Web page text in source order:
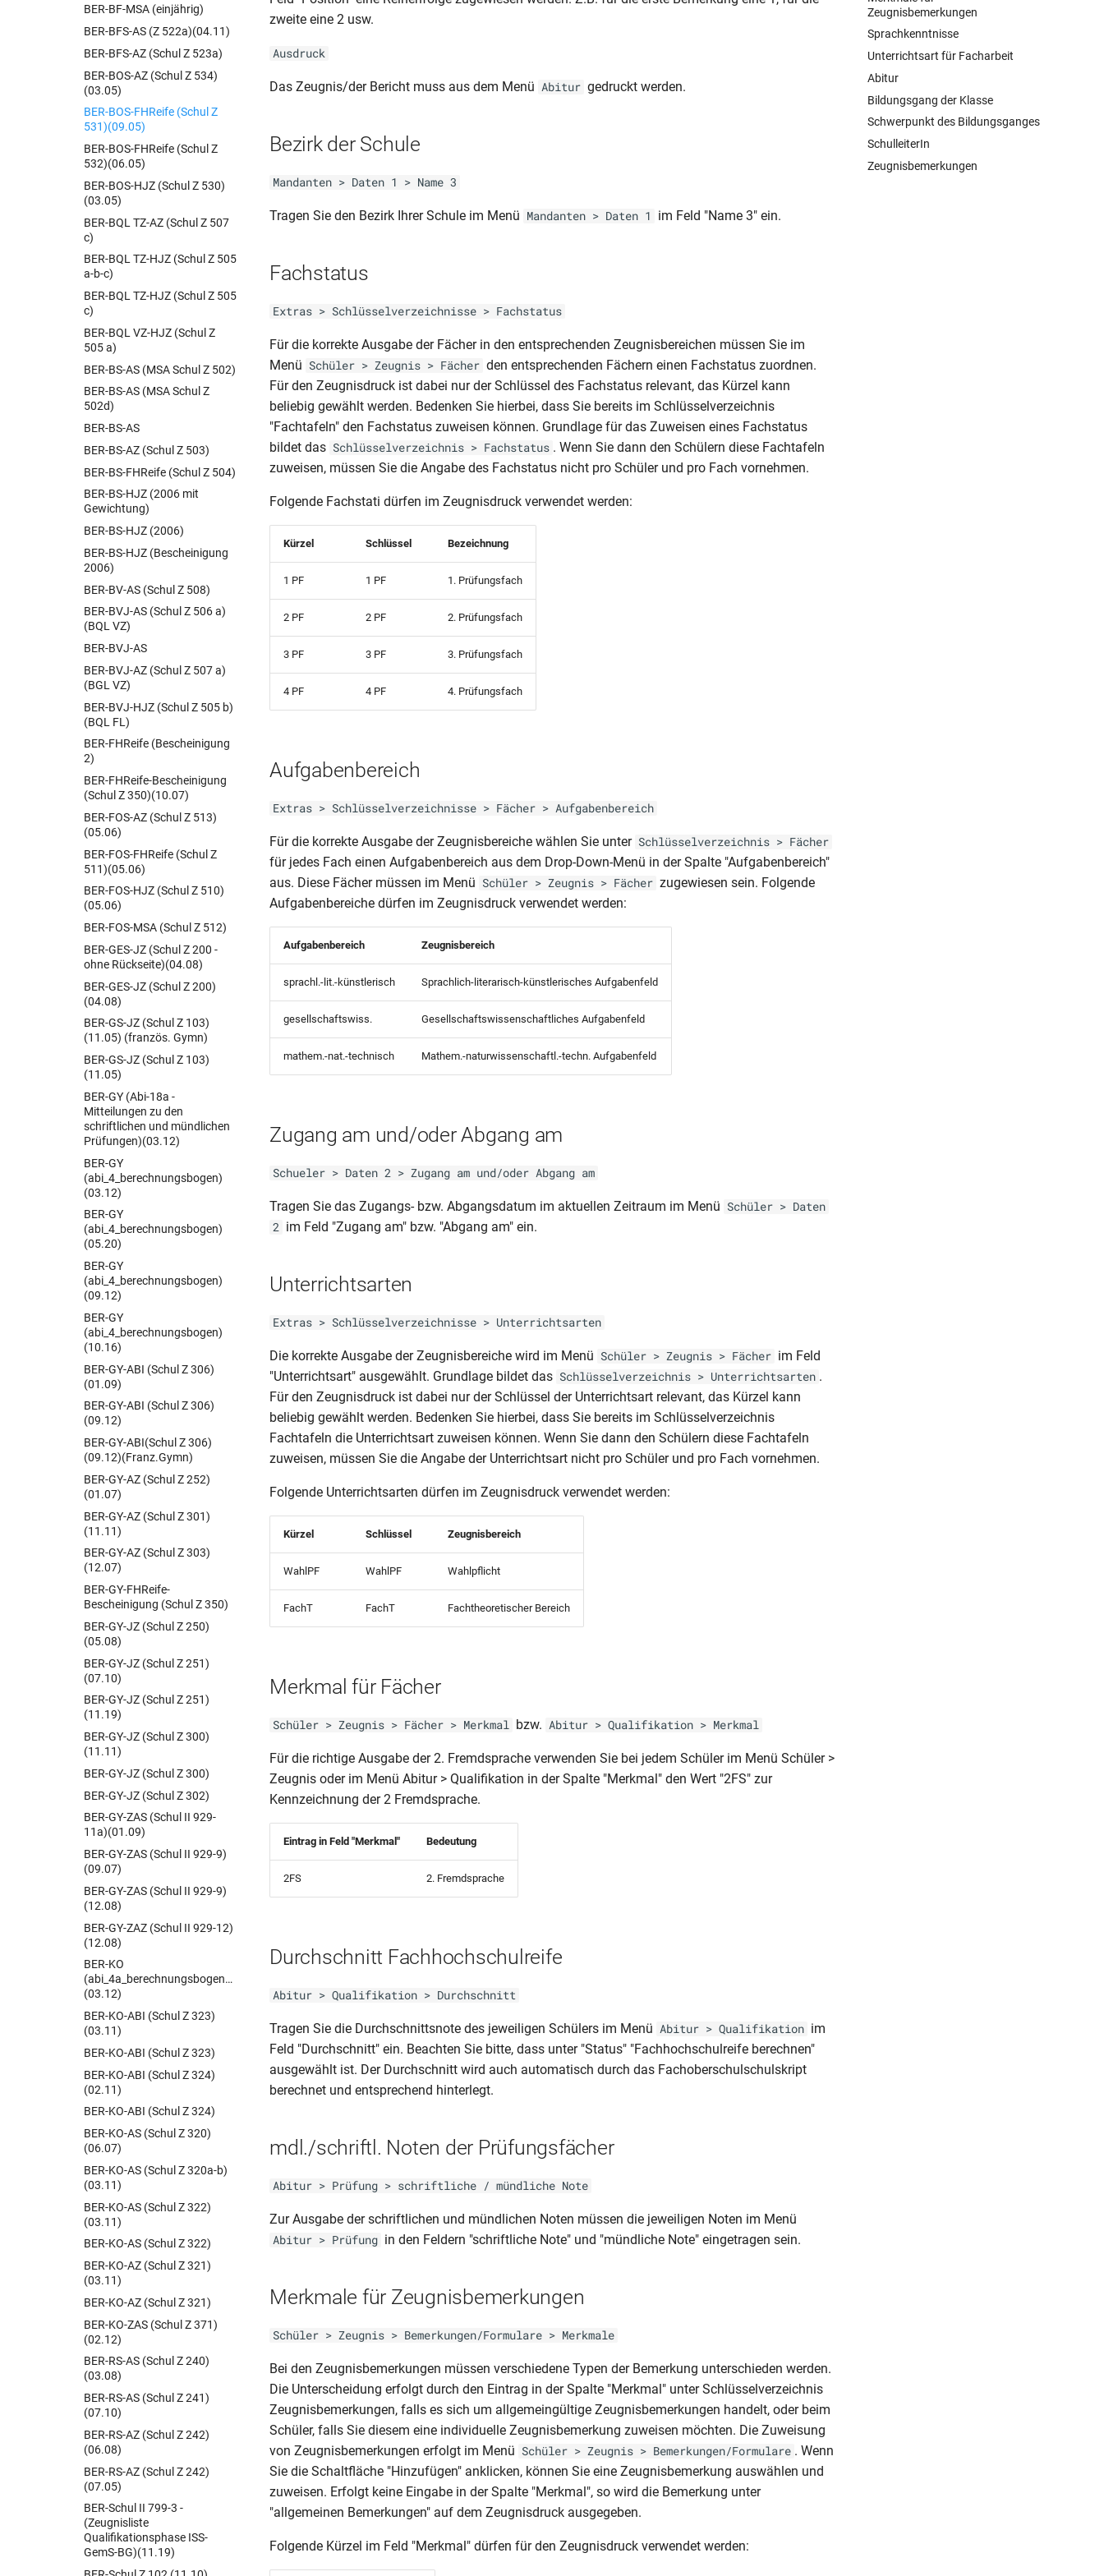
DSND-DAS-ZZ (Q-Phase)
(Anlage 1)(RiLi 1.6)
BER-BF-MSA (einjährig)
BER-BFS-AS (Z 522a)(04.11)
BER-BFS-AZ (Schul Z 523a)
BER-BOS-AZ (Schul Z 534)
(03.05)
BER-BOS-FHReife (Schul Z
531)(09.05)
BER-BOS-FHReife (Schul Z
532)(06.05)
BER-BOS-HJZ (Schul Z 530)
(03.05)
BER-BQL TZ-AZ (Schul Z 507
c)
BER-BQL TZ-HJZ (Schul Z 505
a-b-c)
BER-BQL TZ-HJZ (Schul Z 505
c)
BER-BQL VZ-HJZ (Schul Z
505 a)
BER-BS-AS (MSA Schul Z 502)
BER-BS-AS (MSA Schul Z
502d)
BER-BS-AS
BER-BS-AZ (Schul Z 503)
BER-BS-FHReife (Schul Z 504)
BER-BS-HJZ (2006 mit
Gewichtung)
BER-BS-HJZ (2006)
BER-BS-HJZ (Bescheinigung
2006)
BER-BV-AS (Schul Z 508)
BER-BVJ-AS (Schul Z 506 a)
(BQL VZ)
BER-BVJ-AS
BER-BVJ-AZ (Schul Z 507 a)
(BGL VZ)
BER-BVJ-HJZ (Schul Z 505 b)
(BQL FL)
BER-FHReife (Bescheinigung
2)
BER-FHReife-Bescheinigung
(Schul Z 350)(10.07)
BER-FOS-AZ (Schul Z 513)
(05.06)
BER-FOS-FHReife (Schul Z
511)(05.06)
BER-FOS-HJZ (Schul Z 510)
(05.06)
BER-FOS-MSA (Schul Z 512)
BER-GES-JZ (Schul Z 200 -
ohne Rückseite)(04.08)
BER-GES-JZ (Schul Z 200)
(04.08)
BER-GS-JZ (Schul Z 103)
(11.05) (französ. Gymn)
BER-GS-JZ (Schul Z 103)
(11.05)
BER-GY (Abi-18a -
Mitteilungen zu den
schriftlichen und mündlichen
Prüfungen)(03.12)
BER-GY
(abi_4_berechnungsbogen)
(03.12)
BER-GY
(abi_4_berechnungsbogen)
(05.20)
BER-GY
(abi_4_berechnungsbogen)
(09.12)
BER-GY
(abi_4_berechnungsbogen)
(10.16)
BER-GY-ABI (Schul Z 306)
(01.09)
BER-GY-ABI (Schul Z 306)
(09.12)
BER-GY-ABI(Schul Z 306)
(09.12)(Franz.Gymn)
BER-GY-AZ (Schul Z 252)
(01.07)
BER-GY-AZ (Schul Z 301)
(11.11)
BER-GY-AZ (Schul Z 303)
(12.07)
BER-GY-FHReife-
Bescheinigung (Schul Z 350)
BER-GY-JZ (Schul Z 250)
(05.08)
BER-GY-JZ (Schul Z 251)
(07.10)
BER-GY-JZ (Schul Z 251)
(11.19)
BER-GY-JZ (Schul Z 300)
(11.11)
BER-GY-JZ (Schul Z 300)
BER-GY-JZ (Schul Z 302)
BER-GY-ZAS (Schul II 929-
11a)(01.09)
BER-GY-ZAS (Schul II 929-9)
(09.07)
BER-GY-ZAS (Schul II 929-9)
(12.08)
BER-GY-ZAZ (Schul II 929-12)
(12.08)
BER-KO
(abi_4a_berechnungsbogen_kollegs)
(03.12)
BER-KO-ABI (Schul Z 323)
(03.11)
BER-KO-ABI (Schul Z 323)
BER-KO-ABI (Schul Z 324)
(02.11)
BER-KO-ABI (Schul Z 324)
BER-KO-AS (Schul Z 320)
(06.07)
BER-KO-AS (Schul Z 320a-b)
(03.11)
BER-KO-AS (Schul Z 322)
(03.11)
BER-KO-AS (Schul Z 322)
BER-KO-AZ (Schul Z 321)
(03.11)
BER-KO-AZ (Schul Z 321)
BER-KO-ZAS (Schul Z 371)
(02.12)
BER-RS-AS (Schul Z 240)
(03.08)
BER-RS-AS (Schul Z 241)
(07.10)
BER-RS-AZ (Schul Z 242)
(06.08)
BER-RS-AZ (Schul Z 242)
(07.05)
BER-Schul II 799-3 -
(Zeugnisliste
Qualifikationsphase ISS-
GemS-BG)(11.19)
Zeugnisbemerkungen
Sprachkenntnisse
Unterrichtsart für Facharbeit
Abitur
Bildungsgang der Klasse
Schwerpunkt des Bildungsganges
SchulleiterIn
Zeugnisbemerkungen
zweite eine 2 usw.
Ausdruck
Das Zeugnis/der Bericht muss aus dem Menü Abitur gedruckt werden.
Bezirk der Schule
Mandanten > Daten 1 > Name 3
Tragen Sie den Bezirk Ihrer Schule im Menü Mandanten > Daten 1 im Feld "Name 3" ein.
Fachstatus
Extras > Schlüsselverzeichnisse > Fachstatus
Für die korrekte Ausgabe der Fächer in den entsprechenden Zeugnisbereichen müssen Sie im
Menü Schüler > Zeugnis > Fächer den entsprechenden Fächern einen Fachstatus zuordnen.
Für den Zeugnisdruck ist dabei nur der Schlüssel des Fachstatus relevant, das Kürzel kann
beliebig gewählt werden. Bedenken Sie hierbei, dass Sie bereits im Schlüsselverzeichnis
"Fachtafeln" den Fachstatus zuweisen können. Grundlage für das Zuweisen eines Fachstatus
bildet das Schlüsselverzeichnis > Fachstatus . Wenn Sie dann den Schülern diese Fachtafeln
zuweisen, müssen Sie die Angabe des Fachstatus nicht pro Schüler und pro Fach vornehmen.
Folgende Fachstati dürfen im Zeugnisdruck verwendet werden:
Kürzel Schlüssel Bezeichnung
1 PF 1 PF 1. Prüfungsfach
2 PF 2 PF 2. Prüfungsfach
3 PF 3 PF 3. Prüfungsfach
4 PF 4 PF 4. Prüfungsfach
Aufgabenbereich
Extras > Schlüsselverzeichnisse > Fächer > Aufgabenbereich
Für die korrekte Ausgabe der Zeugnisbereiche wählen Sie unter Schlüsselverzeichnis > Fächer
für jedes Fach einen Aufgabenbereich aus dem Drop-Down-Menü in der Spalte "Aufgabenbereich"
aus. Diese Fächer müssen im Menü Schüler > Zeugnis > Fächer zugewiesen sein. Folgende
Aufgabenbereiche dürfen im Zeugnisdruck verwendet werden:
Aufgabenbereich Zeugnisbereich
sprachl.-lit.-künstlerisch Sprachlich-literarisch-künstlerisches Aufgabenfeld
gesellschaftswiss. Gesellschaftswissenschaftliches Aufgabenfeld
mathem.-nat.-technisch Mathem.-naturwissenschaftl.-techn. Aufgabenfeld
Zugang am und/oder Abgang am
Schueler > Daten 2 > Zugang am und/oder Abgang am
Tragen Sie das Zugangs- bzw. Abgangsdatum im aktuellen Zeitraum im Menü Schüler > Daten
2 im Feld "Zugang am" bzw. "Abgang am" ein.
Unterrichtsarten
Extras > Schlüsselverzeichnisse > Unterrichtsarten
Die korrekte Ausgabe der Zeugnisbereiche wird im Menü Schüler > Zeugnis > Fächer im Feld
"Unterrichtsart" ausgewählt. Grundlage bildet das Schlüsselverzeichnis > Unterrichtsarten .
Für den Zeugnisdruck ist dabei nur der Schlüssel der Unterrichtsart relevant, das Kürzel kann
beliebig gewählt werden. Bedenken Sie hierbei, dass Sie bereits im Schlüsselverzeichnis
Fachtafeln die Unterrichtsart zuweisen können. Wenn Sie dann den Schülern diese Fachtafeln
zuweisen, müssen Sie die Angabe der Unterrichtsart nicht pro Schüler und pro Fach vornehmen.
Folgende Unterrichtsarten dürfen im Zeugnisdruck verwendet werden:
Kürzel Schlüssel Zeugnisbereich
WahlPF WahlPF Wahlpflicht
FachT FachT Fachtheoretischer Bereich
Merkmal für Fächer
Schüler > Zeugnis > Fächer > Merkmal bzw. Abitur > Qualifikation > Merkmal
Für die richtige Ausgabe der 2. Fremdsprache verwenden Sie bei jedem Schüler im Menü Schüler >
Zeugnis oder im Menü Abitur > Qualifikation in der Spalte "Merkmal" den Wert "2FS" zur
Kennzeichnung der 2 Fremdsprache.
Eintrag in Feld "Merkmal" Bedeutung
2FS 2. Fremdsprache
Durchschnitt Fachhochschulreife
Abitur > Qualifikation > Durchschnitt
Tragen Sie die Durchschnittsnote des jeweiligen Schülers im Menü Abitur > Qualifikation im
Feld "Durchschnitt" ein. Beachten Sie bitte, dass unter "Status" "Fachhochschulreife berechnen"
ausgewählt ist. Der Durchschnitt wird auch automatisch durch das Fachoberschulschulskript
berechnet und entsprechend hinterlegt.
mdl./schriftl. Noten der Prüfungsfächer
Abitur > Prüfung > schriftliche / mündliche Note
Zur Ausgabe der schriftlichen und mündlichen Noten müssen die jeweiligen Noten im Menü
Abitur > Prüfung in den Feldern "schriftliche Note" und "mündliche Note" eingetragen sein.
Merkmale für Zeugnisbemerkungen
Schüler > Zeugnis > Bemerkungen/Formulare > Merkmale
Bei den Zeugnisbemerkungen müssen verschiedene Typen der Bemerkung unterschieden werden.
Die Unterscheidung erfolgt durch den Eintrag in der Spalte "Merkmal" unter Schlüsselverzeichnis
Zeugnisbemerkungen, falls es sich um allgemeingültige Zeugnisbemerkungen handelt, oder beim
Schüler, falls Sie diesem eine individuelle Zeugnisbemerkung zuweisen möchten. Die Zuweisung
von Zeugnisbemerkungen erfolgt im Menü Schüler > Zeugnis > Bemerkungen/Formulare . Wenn
Sie die Schaltfläche "Hinzufügen" anklicken, können Sie eine Zeugnisbemerkung auswählen und
zuweisen. Erfolgt keine Eingabe in der Spalte "Merkmal", so wird die Bemerkung unter
"allgemeinen Bemerkungen" auf dem Zeugnisdruck ausgegeben.
Folgende Kürzel im Feld "Merkmal" dürfen für den Zeugnisdruck verwendet werden: